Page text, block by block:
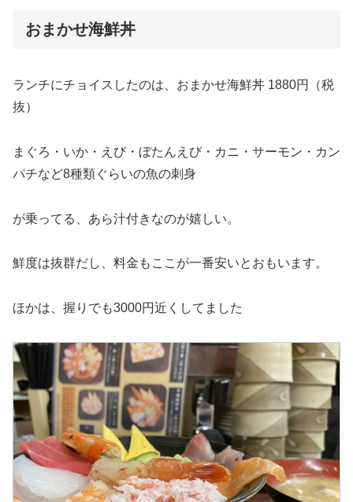
おまかせ海鮮丼
ランチにチョイスしたのは、おまかせ海鮮丼 1880円（税
抜）
まぐろ・いか・えび・ぼたんえび・カニ・サーモン・カン
パチなど8種類ぐらいの魚の刺身
が乗ってる、あら汁付きなのが嬉しい。
鮮度は抜群だし、料金もここが一番安いとおもいます。
ほかは、握りでも3000円近くしてました